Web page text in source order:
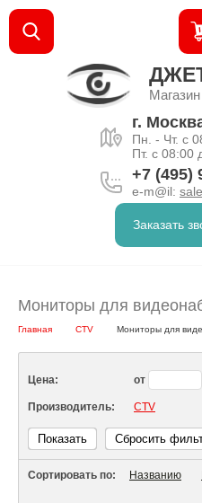
г.
Пн. - Чт. с
Пт. с 08:00
+7 (495)
e-m@il:
Заказать
Мониторы для
Главная CTV Мониторы для
Цена: от
Производитель: CTV
Показать Сбросить
Сортировать по: Названию